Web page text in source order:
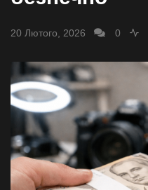
20 Лютого, 2026 0